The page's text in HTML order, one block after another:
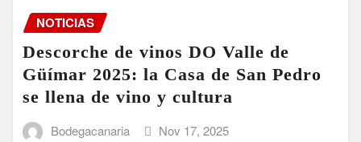
NOTICIAS
Descorche de vinos DO Valle de
Güímar 2025: la Casa de San Pedro
se llena de vino y cultura
Bodegacanaria Nov 17, 2025